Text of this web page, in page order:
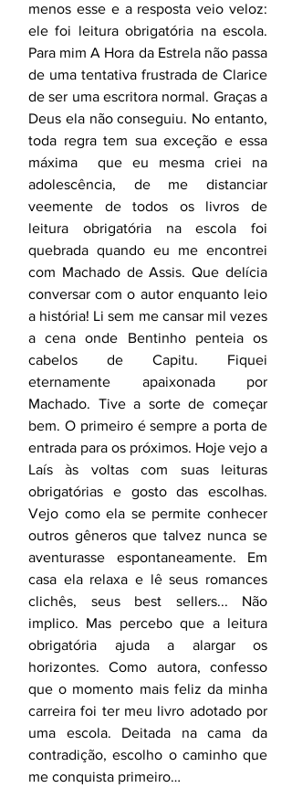
menos esse e a resposta veio veloz:
ele foi leitura obrigatória na escola.
Para mim A Hora da Estrela não passa
de uma tentativa frustrada de Clarice
de ser uma escritora normal. Graças a
Deus ela não conseguiu. No entanto,
toda regra tem sua exceção e essa
máxima  que eu mesma criei na
adolescência, de me distanciar
veemente de todos os livros de
leitura obrigatória na escola foi
quebrada quando eu me encontrei
com Machado de Assis. Que delícia
conversar com o autor enquanto leio
a história! Li sem me cansar mil vezes
a cena onde Bentinho penteia os
cabelos de Capitu. Fiquei
eternamente apaixonada por
Machado. Tive a sorte de começar
bem. O primeiro é sempre a porta de
entrada para os próximos. Hoje vejo a
Laís às voltas com suas leituras
obrigatórias e gosto das escolhas.
Vejo como ela se permite conhecer
outros gêneros que talvez nunca se
aventurasse espontaneamente. Em
casa ela relaxa e lê seus romances
clichês, seus best sellers... Não
implico. Mas percebo que a leitura
obrigatória ajuda a alargar os
horizontes. Como autora, confesso
que o momento mais feliz da minha
carreira foi ter meu livro adotado por
uma escola. Deitada na cama da
contradição, escolho o caminho que
me conquista primeiro…